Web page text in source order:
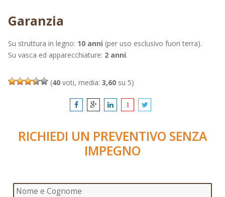
Garanzia
Su struttura in legno: 10 anni (per uso esclusivo fuori terra).
Su vasca ed apparecchiature: 2 anni.
(40 voti, media: 3,60 su 5)
RICHIEDI UN PREVENTIVO SENZA
IMPEGNO